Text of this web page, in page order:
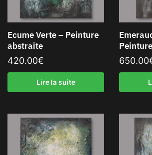
Ecume Verte – Peinture
abstraite
420.00€
Lire la suite
650.00